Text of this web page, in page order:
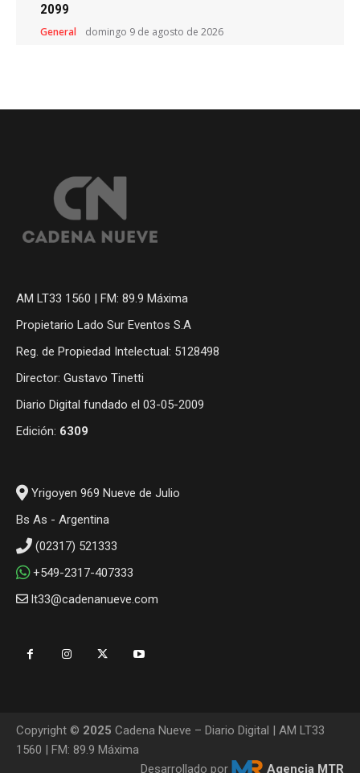
2099
General domingo 9 de agosto de 2026
AM LT33 1560 | FM: 89.9 Máxima
Propietario Lado Sur Eventos S.A
Reg. de Propiedad Intelectual: 5128498
Director: Gustavo Tinetti
Diario Digital fundado el 03-05-2009
Edición: 6309
Yrigoyen 969 Nueve de Julio
Bs As - Argentina
(02317) 521333
+549-2317-407333
lt33@cadenanueve.com
Copyright © 2025 Cadena Nueve – Diario Digital | AM LT33
1560 | FM: 89.9 Máxima
Desarrollado por
Agencia MTR